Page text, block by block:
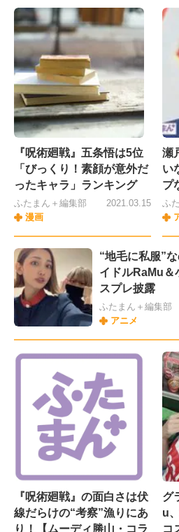
『呪術廻戦』五条悟は5位
「びっくり！素顔が意外だ
ったキャラ」ランキング
ふたまん＋編集部
漫画
2021.03.15
瀬
い
プ
ふ
“地毛に私服”
イドルRaMu＆
スプレ披露
ふたまん＋編集部
アニメ
『呪術廻戦』の面白さは伏
線だらけの“考察”漁りにあ
り！【ムーディ勝山・コラ
グ
u
コ